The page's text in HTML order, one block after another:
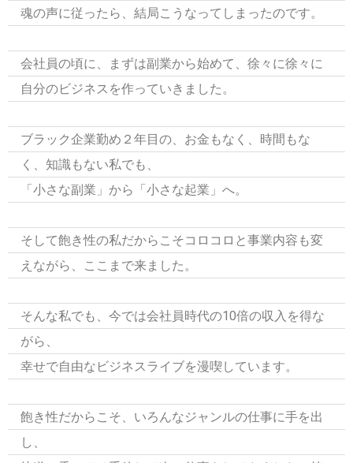
魂の声に従ったら、結局こうなってしまったのです。
会社員の頃に、まずは副業から始めて、徐々に徐々に
自分のビジネスを作っていきました。
ブラック企業勤め２年目の、お金もなく、時間もな
く、知識もない私でも、
「小さな副業」から「小さな起業」へ。
そして飽き性の私だからこそコロコロと事業内容も変
えながら、ここまで来ました。
そんな私でも、今では会社員時代の10倍の収入を得な
がら、
幸せで自由なビジネスライブを漫喫しています。
飽き性だからこそ、いろんなジャンルの仕事に手を出
し、